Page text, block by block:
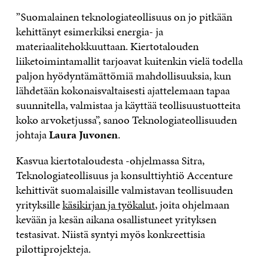
”Suomalainen teknologiateollisuus on jo pitkään
kehittänyt esimerkiksi energia- ja
materiaalitehokkuuttaan. Kiertotalouden
liiketoimintamallit tarjoavat kuitenkin vielä todella
paljon hyödyntämättömiä mahdollisuuksia, kun
lähdetään kokonaisvaltaisesti ajattelemaan tapaa
suunnitella, valmistaa ja käyttää teollisuustuotteita
koko arvoketjussa”, sanoo Teknologiateollisuuden
johtajaLaura Juvonen.
Kasvua kiertotaloudesta -ohjelmassa Sitra,
Teknologiateollisuus ja konsulttiyhtiö Accenture
kehittivät suomalaisille valmistavan teollisuuden
yrityksillekäsikirjan ja työkalut, joita ohjelmaan
kevään ja kesän aikana osallistuneet yrityksen
testasivat. Niistä syntyi myös konkreettisia
pilottiprojekteja.